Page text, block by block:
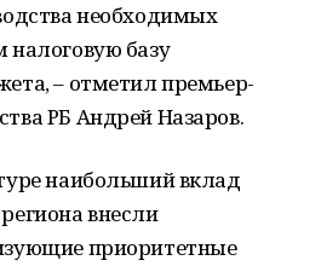
необходимых
базу
– отметил премьер-
РБ Андрей Назаров.
наибольший вклад
внесли
приоритетные